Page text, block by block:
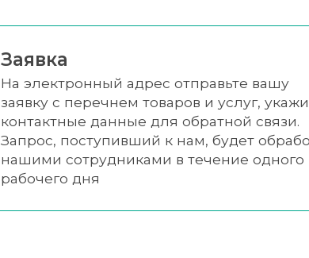
Заявка
На электронный адрес отправьте вашу
заявку с перечнем товаров и услуг,
контактные данные для обратной связи.
Запрос, поступивший к нам, будет
нашими сотрудниками в течение одного
рабочего дня